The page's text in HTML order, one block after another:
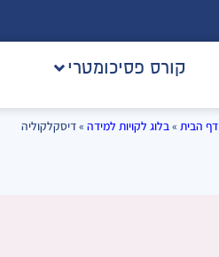
קורס פסיכומטרי
דף הבית »בלוג לקויות למידה »דיסקלקוליה